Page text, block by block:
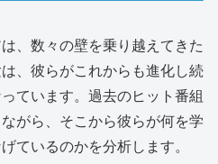
、数々の壁を乗り越えてきた
、彼らがこれからも進化し続
ています。過去のヒット番組
がら、そこから彼らが何を学
ているのかを分析します。